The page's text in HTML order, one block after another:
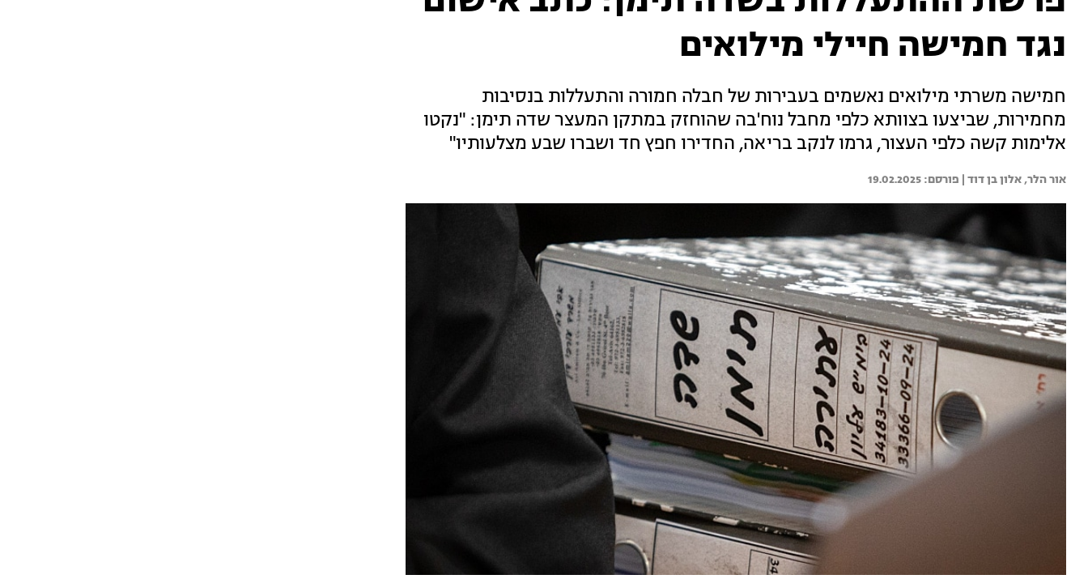
נגד חמישה חיילי מילואים
חמישה משרתי מילואים נאשמים בעבירות של חבלה חמורה והתעללות בנסיבות
מחמירות, שביצעו בצוותא כלפי מחבל נוח'בה שהוחזק במתקן המעצר שדה תימן: "נקטו
אלימות קשה כלפי העצור, גרמו לנקב בריאה, החדירו חפץ חד ושברו שבע מצלעותיו"
אור הלר, אלון בן דוד | 19.02.2025